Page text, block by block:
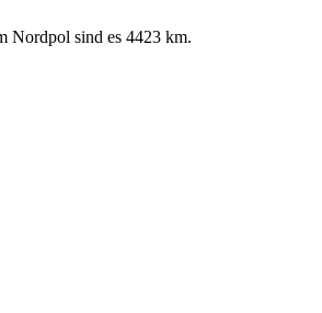
Nordpol sind es 4423 km.